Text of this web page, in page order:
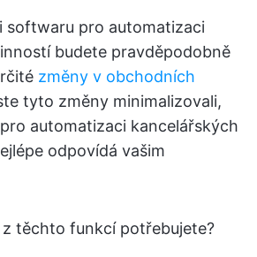
softwaru pro automatizaci
budete pravděpodobně
změny v obchodních
tyto změny minimalizovali,
automatizaci kancelářských
odpovídá vašim
těchto funkcí potřebujete?